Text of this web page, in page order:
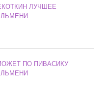
ЛУЧШЕЕ
ПО ПИВАСИКУ